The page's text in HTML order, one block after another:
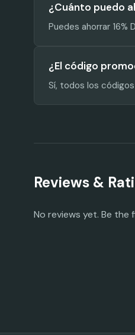
¿Cuánto puedo
Puedes ahorrar 16%
¿El código
Sí, todos los
Reviews &
No reviews yet. Be the